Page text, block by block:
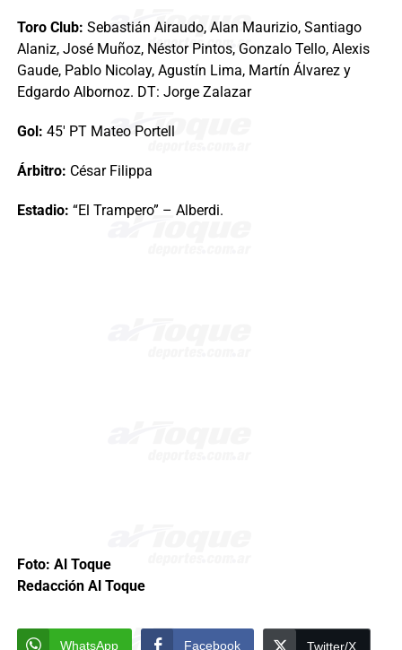
Toro Club: Sebastián Airaudo, Alan Maurizio, Santiago
Alaniz, José Muñoz, Néstor Pintos, Gonzalo Tello, Alexis
Gaude, Pablo Nicolay, Agustín Lima, Martín Álvarez y
Edgardo Albornoz. DT: Jorge Zalazar
Gol: 45′ PT Mateo Portell
Árbitro: César Filippa
Estadio: “El Trampero” – Alberdi.
Foto: Al Toque
Redacción Al Toque
WhatsApp Facebook Twitter/X